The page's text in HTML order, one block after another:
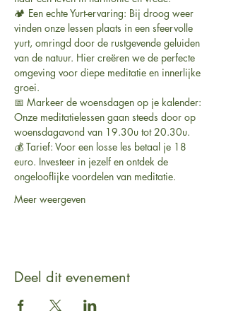
🏕️ Een echte Yurt-ervaring: Bij droog weer
vinden onze lessen plaats in een sfeervolle
yurt, omringd door de rustgevende geluiden
van de natuur. Hier creëren we de perfecte
omgeving voor diepe meditatie en innerlijke
groei.
📅 Markeer de woensdagen op je kalender:
Onze meditatielessen gaan steeds door op
woensdagavond van 19.30u tot 20.30u.
💰 Tarief: Voor een losse les betaal je 18
euro. Investeer in jezelf en ontdek de
ongelooflijke voordelen van meditatie.
Meer weergeven
Deel dit evenement